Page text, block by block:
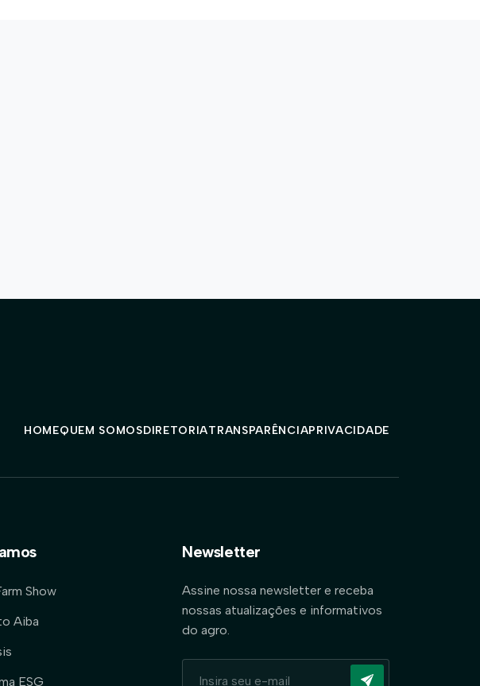
HOMEQUEM SOMOSDIRETORIATRANSPARÊNCIAPRIVACIDADE
Show
Aiba
ESG
Newsletter
Assine nossa newsletter e receba
nossas atualizações e informativos
do agro.